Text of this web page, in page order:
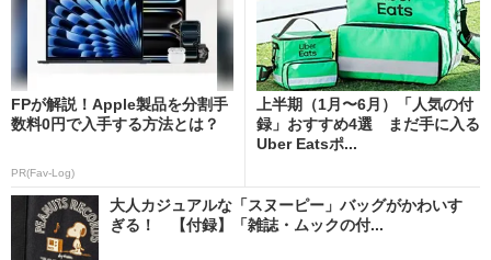
FPが解説！Apple製品を分割手
数料0円で入手する方法とは？
PR(Fav-Log)
上半期（1月〜6月）「人気の付
録」おすすめ4選 まだ手に入る
Uber Eatsポ...
大人カジュアルな「スヌーピー」バッグがかわいす
ぎる！ 【付録】「雑誌・ムックの付...